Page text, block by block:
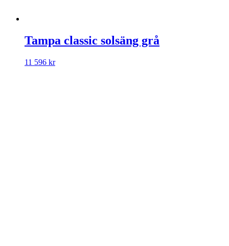
Tampa classic solsäng grå
11 596 kr